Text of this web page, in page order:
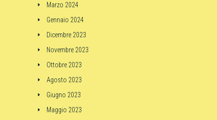
Marzo 2024
Gennaio 2024
Dicembre 2023
Novembre 2023
Ottobre 2023
Agosto 2023
Giugno 2023
Maggio 2023